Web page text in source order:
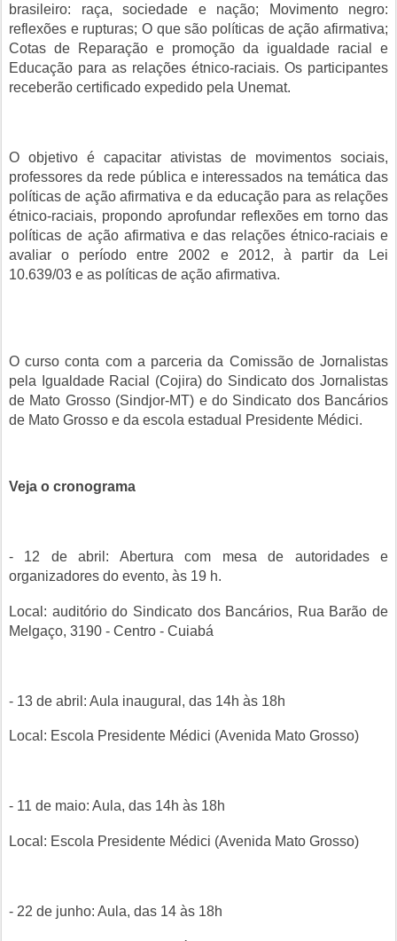
brasileiro: raça, sociedade e nação; Movimento negro:
reflexões e rupturas; O que são políticas de ação afirmativa;
Cotas de Reparação e promoção da igualdade racial e
Educação para as relações étnico-raciais. Os participantes
receberão certificado expedido pela Unemat.
O objetivo é capacitar ativistas de movimentos sociais,
professores da rede pública e interessados na temática das
políticas de ação afirmativa e da educação para as relações
étnico-raciais, propondo aprofundar reflexões em torno das
políticas de ação afirmativa e das relações étnico-raciais e
avaliar o período entre 2002 e 2012, à partir da Lei
10.639/03 e as políticas de ação afirmativa.
O curso conta com a parceria da Comissão de Jornalistas
pela Igualdade Racial (Cojira) do Sindicato dos Jornalistas
de Mato Grosso (Sindjor-MT) e do Sindicato dos Bancários
de Mato Grosso e da escola estadual Presidente Médici.
Veja o cronograma
- 12 de abril: Abertura com mesa de autoridades e
organizadores do evento, às 19 h.
Local: auditório do Sindicato dos Bancários, Rua Barão de
Melgaço, 3190 - Centro - Cuiabá
- 13 de abril: Aula inaugural, das 14h às 18h
Local: Escola Presidente Médici (Avenida Mato Grosso)
- 11 de maio: Aula, das 14h às 18h
Local: Escola Presidente Médici (Avenida Mato Grosso)
- 22 de junho: Aula, das 14 às 18h